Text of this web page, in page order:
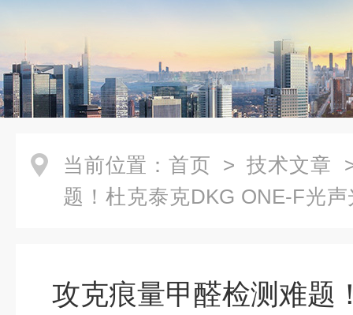
当前位置： 首页 > 技术文章
题！杜克泰克DKG ONE-F光
攻克痕量甲醛检测难题